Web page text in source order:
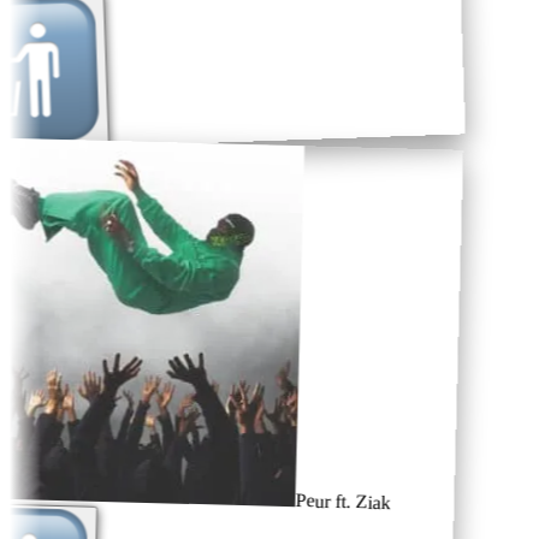
Peur ft. Ziak